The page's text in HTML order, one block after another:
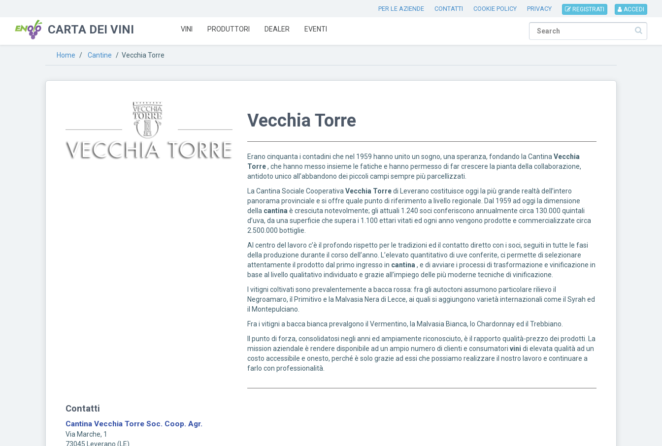
PER LE AZIENDE CONTATTI COOKIE POLICY PRIVACY REGISTRATI ACCEDI
CARTA DEI VINI VINI PRODUTTORI DEALER EVENTI
Home / Cantine / Vecchia Torre
Vecchia Torre
Erano cinquanta i contadini che nel 1959 hanno unito un sogno, una speranza, fondando la CantinaVecchia
Torre, che hanno messo insieme le fatiche e hanno permesso di far crescere la pianta della collaborazione,
antidoto unico all’abbandono dei piccoli campi sempre più parcellizzati.
La Cantina Sociale CooperativaVecchia Torredi Leverano costituisce oggi la più grande realtà dell’intero
panorama provinciale e si offre quale punto di riferimento a livello regionale. Dal 1959 ad oggi la dimensione
della cantina è cresciuta notevolmente; gli attuali 1.240 soci conferiscono annualmente circa 130.000 quintali
d’uva, da una superficie che supera i 1.100 ettari vitati ed ogni anno vengono prodotte e commercializzate circa
2.500.000 bottiglie.
Al centro del lavoro c’è il profondo rispetto per le tradizioni ed il contatto diretto con i soci, seguiti in tutte le fasi
della produzione durante il corso dell’anno. L’elevato quantitativo di uve conferite, ci permette di selezionare
attentamente il prodotto dal primo ingresso in cantina , e di avviare i processi di trasformazione e vinificazione in
base al livello qualitativo individuato e grazie all’impiego delle più moderne tecniche di vinificazione.
I vitigni coltivati sono prevalentemente a bacca rossa: fra gli autoctoni assumono particolare rilievo il
Negroamaro, il Primitivo e la Malvasia Nera di Lecce, ai quali si aggiungono varietà internazionali come il Syrah ed
il Montepulciano.
Fra i vitigni a bacca bianca prevalgono il Vermentino, la Malvasia Bianca, lo Chardonnay ed il Trebbiano.
Il punto di forza, consolidatosi negli anni ed ampiamente riconosciuto, è il rapporto qualità-prezzo dei prodotti. La
mission aziendale è rendere disponibile ad un ampio numero di clienti e consumatorivinidi elevata qualità ad un
costo accessibile e onesto, perché è solo grazie ad essi che possiamo realizzare il nostro lavoro e continuare a
farlo con professionalità.
Contatti
Cantina Vecchia Torre Soc. Coop. Agr.
Via Marche, 1
73045
Leverano ( LE)